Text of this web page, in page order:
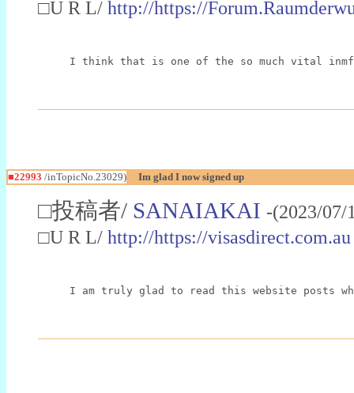
□U R L/ http://https://
I think that is one of the so much vital
■22993 /inTopicNo.23029) Im glad I now signed up
□投稿者/ SANAIAKAI -(2023/
□U R L/ http://https://visasdirect.com.au
I am truly glad to read this website posts